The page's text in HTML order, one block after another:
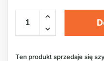
Ten produkt sprzedaje się